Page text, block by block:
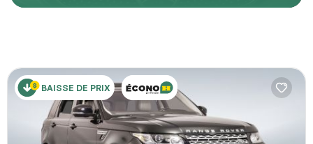
BAISSE DE PRIX
URL de la page